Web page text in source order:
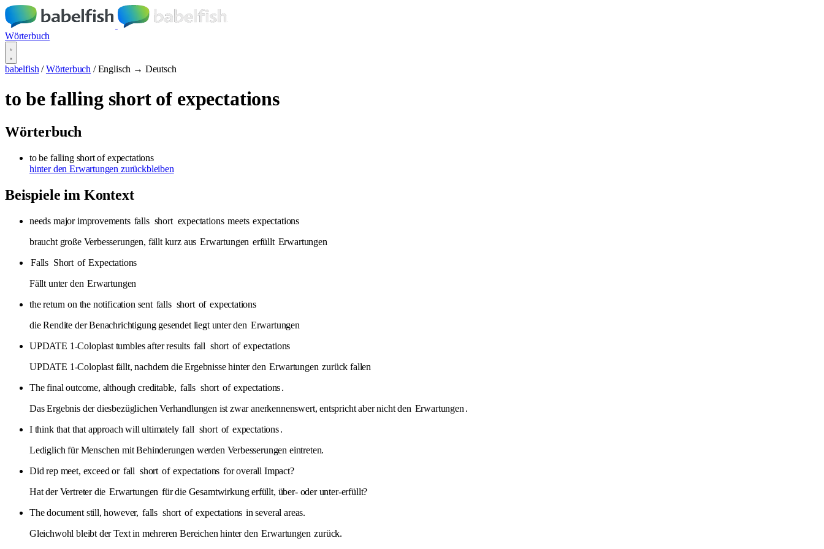
Wörterbuch
babelfish / Wörterbuch / Englisch → Deutsch
to be falling short of expectations
Wörterbuch
to be falling short of expectations
hinter den Erwartungen zurückbleiben
Beispiele im Kontext
needs major improvements falls short expectations meets expectations
braucht große Verbesserungen, fällt kurz aus Erwartungen erfüllt Erwartungen
Falls Short of Expectations
Fällt unter den Erwartungen
the return on the notification sent falls short of expectations
die Rendite der Benachrichtigung gesendet liegt unter den Erwartungen
UPDATE 1-Coloplast tumbles after results fall short of expectations
UPDATE 1-Coloplast fällt, nachdem die Ergebnisse hinter den Erwartungen zurück fallen
The final outcome, although creditable, falls short of expectations.
Das Ergebnis der diesbezüglichen Verhandlungen ist zwar anerkennenswert, entspricht aber nicht den Erwartungen .
I think that that approach will ultimately fall short of expectations.
Lediglich für Menschen mit Behinderungen werden Verbesserungen eintreten.
Did rep meet, exceed or fall short of expectations for overall Impact?
Hat der Vertreter die Erwartungen für die Gesamtwirkung erfüllt, über- oder unter-erfüllt?
The document still, however, falls short of expectations in several areas.
Gleichwohl bleibt der Text in mehreren Bereichen hinter den Erwartungen zurück.